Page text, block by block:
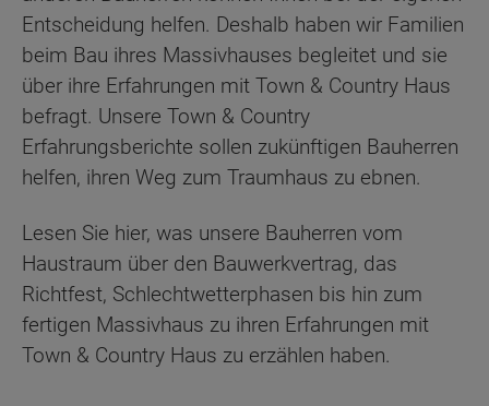
Entscheidung helfen. Deshalb haben wir Familien
beim Bau ihres Massivhauses begleitet und sie
über ihre Erfahrungen mit Town & Country Haus
befragt. Unsere Town & Country
Erfahrungsberichte sollen zukünftigen Bauherren
helfen, ihren Weg zum Traumhaus zu ebnen.
Lesen Sie hier, was unsere Bauherren vom
Haustraum über den Bauwerkvertrag, das
Richtfest, Schlechtwetterphasen bis hin zum
fertigen Massivhaus zu ihren Erfahrungen mit
Town & Country Haus zu erzählen haben.